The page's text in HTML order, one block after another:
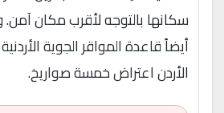
سكانها بالتوجه لأقرب مكان آمن.
أيضاً قاعدة المواقر الجوية الأردنية
الأردن اعتراض خمسة صواريخ.